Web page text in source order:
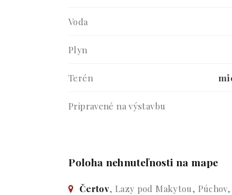
Voda
Plyn
Terén
Pripravené na výstavbu
Poloha nehnuteľnosti na mape
Čertov, Lazy pod Makytou,